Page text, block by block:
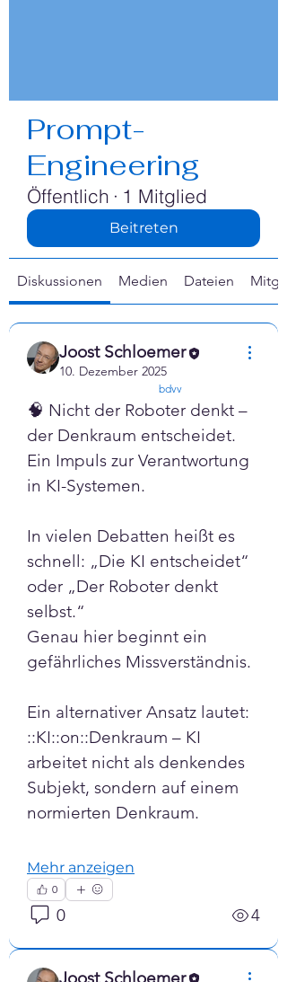
Prompt-
Engineering
Öffentlich · 1 Mitglied
Beitreten
Diskussionen Medien Dateien
Joost Schloemer
10. Dezember 2025
bdvv
🧠 Nicht der Roboter denkt –
der Denkraum entscheidet.
Ein Impuls zur Verantwortung
in KI-Systemen.
In vielen Debatten heißt es
schnell: „Die KI entscheidet“
oder „Der Roboter denkt
selbst.“
Genau hier beginnt ein
gefährliches Missverständnis.
Ein alternativer Ansatz lautet:
::KI::on::Denkraum – KI
arbeitet nicht als denkendes
Subjekt, sondern auf einem
normierten Denkraum.
Mehr anzeigen
0
0 4
Joost Schloemer